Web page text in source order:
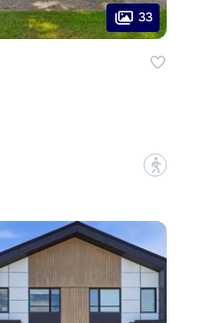
33
?